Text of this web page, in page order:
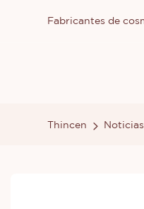
Fabricantes de
Thincen Noticias